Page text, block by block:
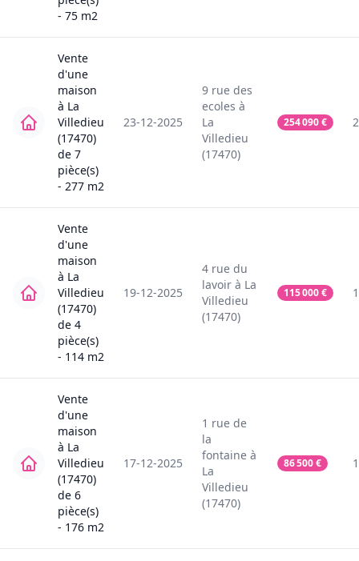
- 75 m2
Vente
d'une
maison
à La
Villedieu
(17470)
de 7
pièce(s)
- 277 m2
23-12-2025
9 rue des
ecoles à
La
Villedieu
(17470)
254 090€
Vente
d'une
maison
à La
Villedieu
(17470)
de 4
pièce(s)
- 114 m2
19-12-2025
4 rue du
lavoir à La
Villedieu
(17470)
115 000€
Vente
d'une
maison
à La
Villedieu
(17470)
de 6
pièce(s)
- 176 m2
17-12-2025
1 rue de
la
fontaine à
La
Villedieu
(17470)
86 500€